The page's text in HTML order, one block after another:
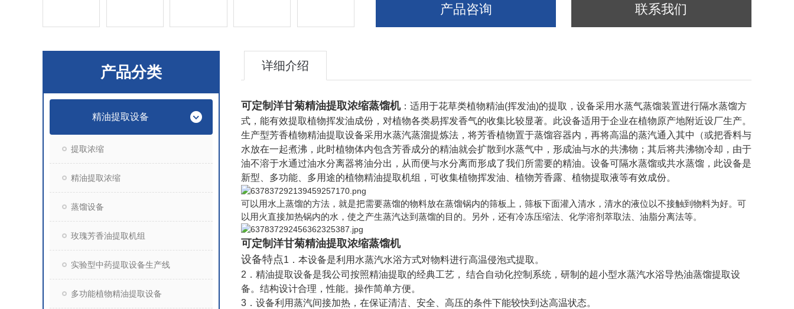
产品咨询 联系我们
产品分类
精油提取设备
提取浓缩
精油提取浓缩
蒸馏设备
玫瑰芳香油提取机组
实验型中药提取设备生产线
多功能植物精油提取设备
详细介绍
可定制洋甘菊精油提取浓缩蒸馏机：适用于花草类植物精油(挥发油)的提取，设备采用水蒸气蒸馏装置进行隔水蒸馏方
式，能有效提取植物挥发油成份，对植物各类易挥发香气的收集比较显著。此设备适用于企业在植物原产地附近设厂生产。
生产型芳香植物精油提取设备采用水蒸汽蒸溜提炼法，将芳香植物置于蒸馏容器内，再将高温的蒸汽通入其中（或把香料与
水放在一起煮沸，此时植物体内包含芳香成分的精油就会扩散到水蒸气中，形成油与水的共沸物；其后将共沸物冷却，由于
油不溶于水通过油水分离器将油分出，从而便与水分离而形成了我们所需要的精油。设备可隔水蒸馏或共水蒸馏，此设备是
新型、多功能、多用途的植物精油提取机组，可收集植物挥发油、植物芳香露、植物提取液等有效成份。
可以用水上蒸馏的方法，就是把需要蒸馏的物料放在蒸馏锅内的筛板上，筛板下面灌入清水，清水的液位以不接触到物料为好。可
以用火直接加热锅内的水，使之产生蒸汽达到蒸馏的目的。另外，还有冷冻压缩法、化学溶剂萃取法、油脂分离法等。
可定制洋甘菊精油提取浓缩蒸馏机
设备特点1．本设备是利用水蒸汽水浴方式对物料进行高温侵泡式提取。
2．精油提取设备是我公司按照精油提取的经典工艺， 结合自动化控制系统，研制的超小型水蒸汽水浴导热油蒸馏提取设
备。结构设计合理，性能。操作简单方便。
3．设备利用蒸汽间接加热，在保证清洁、安全、高压的条件下能较快到达高温状态。